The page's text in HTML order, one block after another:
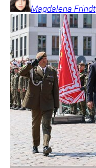
Magdalena Frindt